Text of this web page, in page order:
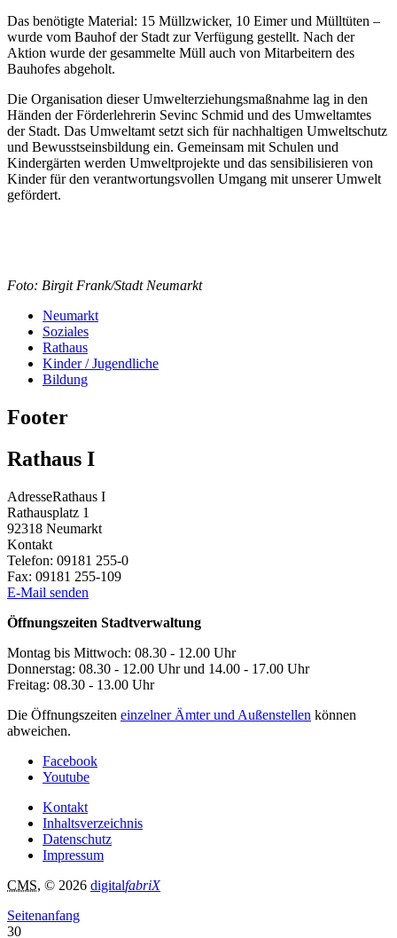
Das benötigte Material: 15 Müllzwicker, 10 Eimer und Mülltüten –
wurde vom Bauhof der Stadt zur Verfügung gestellt. Nach der
Aktion wurde der gesammelte Müll auch von Mitarbeitern des
Bauhofes abgeholt.
Die Organisation dieser Umwelterziehungsmaßnahme lag in den
Händen der Förderlehrerin Sevinc Schmid und des Umweltamtes
der Stadt. Das Umweltamt setzt sich für nachhaltigen Umweltschutz
und Bewusstseinsbildung ein. Gemeinsam mit Schulen und
Kindergärten werden Umweltprojekte und das sensibilisieren von
Kinder für den verantwortungsvollen Umgang mit unserer Umwelt
gefördert.
Foto: Birgit Frank/Stadt Neumarkt
Neumarkt
Soziales
Rathaus
Kinder / Jugendliche
Bildung
Footer
Rathaus I
AdresseRathaus I
Rathausplatz 1
92318 Neumarkt
Kontakt
Telefon: 09181 255-0
Fax: 09181 255-109
E-Mail senden
Öffnungszeiten Stadtverwaltung
Montag bis Mittwoch: 08.30 - 12.00 Uhr
Donnerstag: 08.30 - 12.00 Uhr und 14.00 - 17.00 Uhr
Freitag: 08.30 - 13.00 Uhr
Die Öffnungszeiten einzelner Ämter und Außenstellen können
abweichen.
Facebook
Youtube
Kontakt
Inhaltsverzeichnis
Datenschutz
Impressum
CMS, © 2026 digitalfabriX
Seitenanfang
30